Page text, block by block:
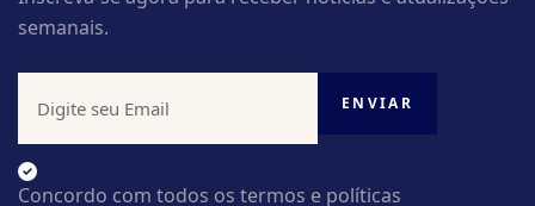
semanais.
Concordo com todos os termos e políticas